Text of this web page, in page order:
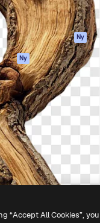
Ny
Original Ny
Cookies policy
Affiliates
Företag
.
“Accept All Cookies”,